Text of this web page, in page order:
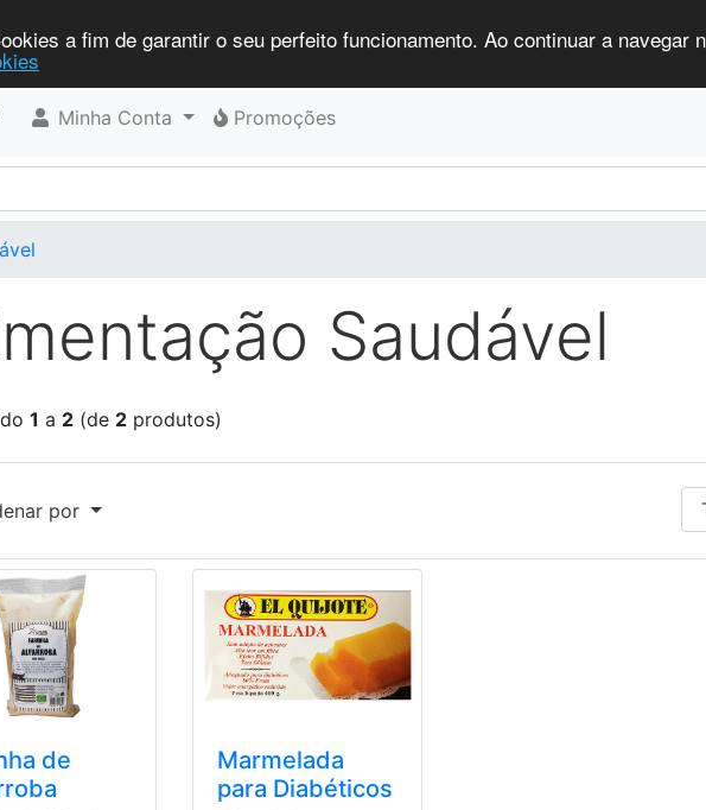
a fim de garantir o seu perfeito funcionamento. Ao continuar a navegar
Minha Conta Promoções
Saudável
1 a 2 (de 2 produtos)
por
de
Marmelada
para Diabéticos